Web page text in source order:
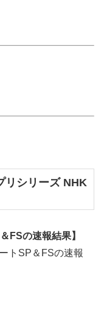
リシリーズ NHK
FSの速報結果】
トSP＆FSの速報